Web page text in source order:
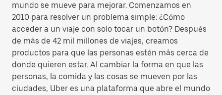
mundo se mueve para mejorar. Comenzamos en
2010 para resolver un problema simple: ¿Cómo
acceder a un viaje con solo tocar un botón? Después
de más de 42 mil millones de viajes, creamos
productos para que las personas estén más cerca de
donde quieren estar. Al cambiar la forma en que las
personas, la comida y las cosas se mueven por las
ciudades, Uber es una plataforma que abre el mundo